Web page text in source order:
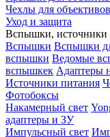
Чехлы для объективов
Уход и защита
Вспышки, источники
Вспышки Вспышки
вспышки Ведомые
вспышкек Адаптеры
Источники питания
Фотобоксы
Накамерный свет
адаптеры и ЗУ
Импульсный свет